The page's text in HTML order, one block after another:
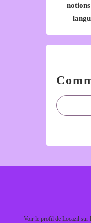
Voir le profil de Locazilsur